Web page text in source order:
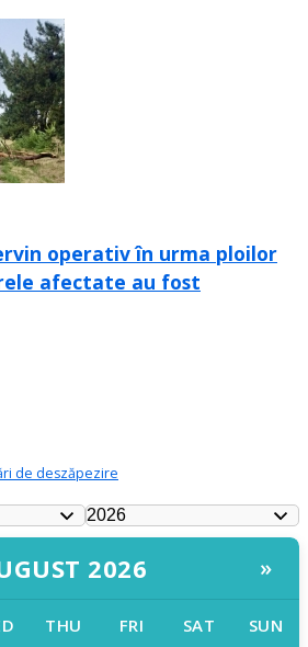
operativ în urma ploilor
afectate au fost
de deszăpezire
2026 »
THU FRI SAT SUN